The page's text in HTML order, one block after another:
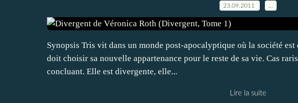
23.09.2011
Synopsis Tris vit dans un monde post-apocalyptique où la société
doit choisir sa nouvelle appartenance pour le reste de sa vie. Cas
concluant. Elle est divergente, elle...
Lire la suite